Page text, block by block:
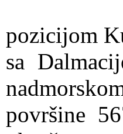
pozicijom
sa
površine